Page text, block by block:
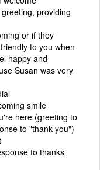
providing
or if they
to you when
happy and
Susan was very
smile
here (greeting to
to "thank you")
to thanks